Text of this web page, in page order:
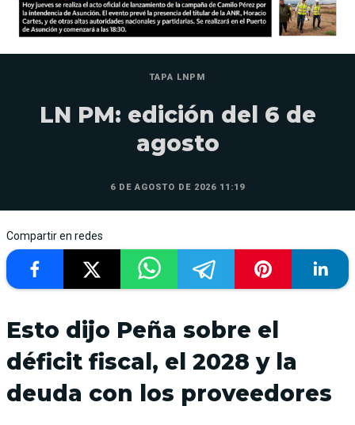
TAPA LNPM
LN PM: edición del 6 de
agosto
6 DE AGOSTO DE 2026 11:19
Compartir en redes
Esto dijo Peña sobre el
déficit fiscal, el 2028 y la
deuda con los proveedores